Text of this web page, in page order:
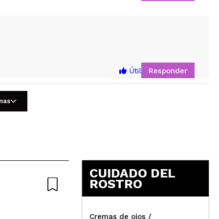
Útil Responder
CUIDADO DEL
ROSTRO
Cremas de ojos /